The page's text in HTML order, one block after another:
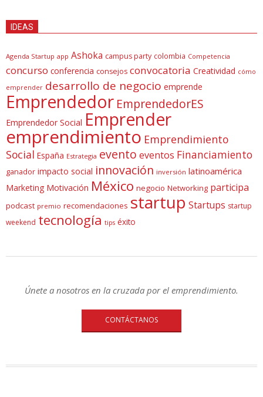
IDEAS
Agenda Startup app Ashoka campus party colombia Competencia
concurso conferencia consejos convocatoria Creatividad cómo
emprender desarrollo de negocio emprende
Emprendedor EmprendedorES
Emprendedor Social Emprender
emprendimiento Emprendimiento
Social España Estrategia evento eventos Financiamiento
ganador impacto social innovación inversión latinoamérica
Marketing Motivación México negocio Networking participa
podcast premio recomendaciones startup Startups startup
weekend tecnología tips éxito
Únete a nosotros en la cruzada por el emprendimiento.
CONTÁCTANOS